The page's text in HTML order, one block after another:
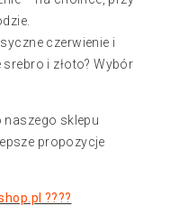
czerwienie i
i złoto? Wybór
sklepu
propozycje
????